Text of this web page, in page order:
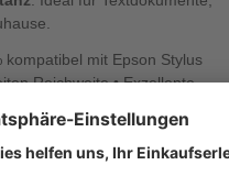
kompatibel mit Epson Stylus
Reichweite • Exzellente
Alternative –
geprüft von Digital Revolution.
C64, C66, C84, C84N, C84WN,